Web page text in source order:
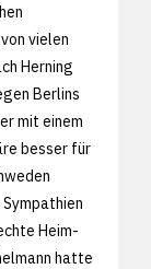
vielen
Herning
Berlins
mit einem
besser für
Heim-
hatte